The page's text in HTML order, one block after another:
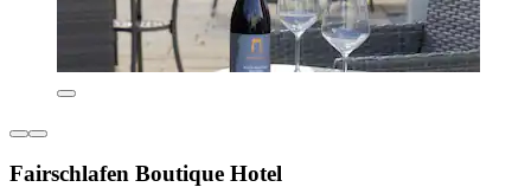
Fairschlafen Boutique Hotel